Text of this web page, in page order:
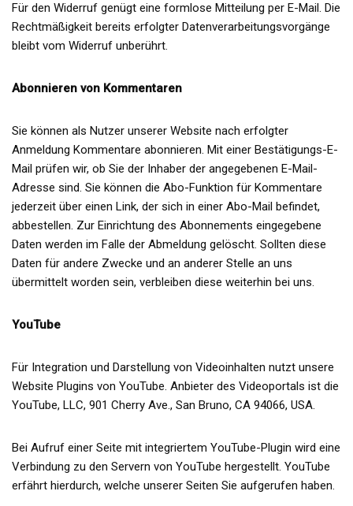
Für den Widerruf genügt eine formlose Mitteilung per E-Mail. Die
Rechtmäßigkeit bereits erfolgter Datenverarbeitungsvorgänge
bleibt vom Widerruf unberührt.
Abonnieren von Kommentaren
Sie können als Nutzer unserer Website nach erfolgter
Anmeldung Kommentare abonnieren. Mit einer Bestätigungs-E-
Mail prüfen wir, ob Sie der Inhaber der angegebenen E-Mail-
Adresse sind. Sie können die Abo-Funktion für Kommentare
jederzeit über einen Link, der sich in einer Abo-Mail befindet,
abbestellen. Zur Einrichtung des Abonnements eingegebene
Daten werden im Falle der Abmeldung gelöscht. Sollten diese
Daten für andere Zwecke und an anderer Stelle an uns
übermittelt worden sein, verbleiben diese weiterhin bei uns.
YouTube
Für Integration und Darstellung von Videoinhalten nutzt unsere
Website Plugins von YouTube. Anbieter des Videoportals ist die
YouTube, LLC, 901 Cherry Ave., San Bruno, CA 94066, USA.
Bei Aufruf einer Seite mit integriertem YouTube-Plugin wird eine
Verbindung zu den Servern von YouTube hergestellt. YouTube
erfährt hierdurch, welche unserer Seiten Sie aufgerufen haben.